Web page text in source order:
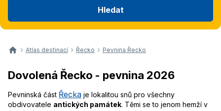
Hledat
Atlas destinací Řecko Pevnina Řecko
Dovolená Řecko - pevnina 2026
Pevninská část Řecka je lokalitou snů pro všechny
obdivovatele antických památek. Těmi se to jenom hemží v